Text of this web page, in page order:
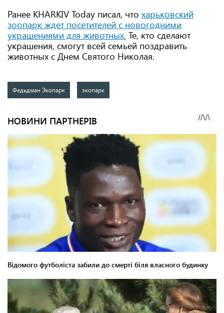
Ранее KHARKIV Today писал, что харьковский
зоопарк ждет посетителей с новогодними
украшениями для животных. Те, кто сделают
украшения, смогут всей семьей поздравить
животных с Днем Святого Николая.
Федьдман Экопарк экопарк